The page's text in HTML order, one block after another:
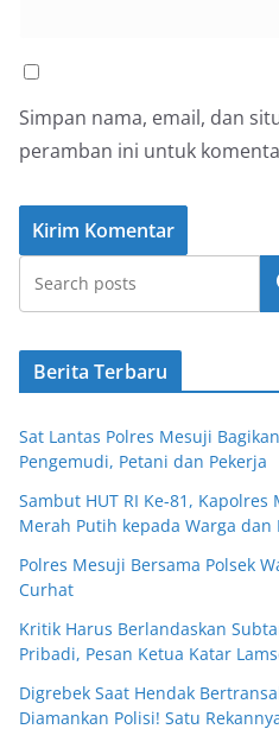
Simpan nama, email, dan
peramban ini untuk
Berita Terbaru
Sat Lantas Polres Mesuji
Pengemudi, Petani dan Pekerja
Sambut HUT RI Ke-81,
Merah Putih kepada Warga dan
Polres Mesuji Bersama Polsek
Curhat
Kritik Harus Berlandaskan
Pribadi, Pesan Ketua Katar
Digrebek Saat Hendak
Diamankan Polisi! Satu